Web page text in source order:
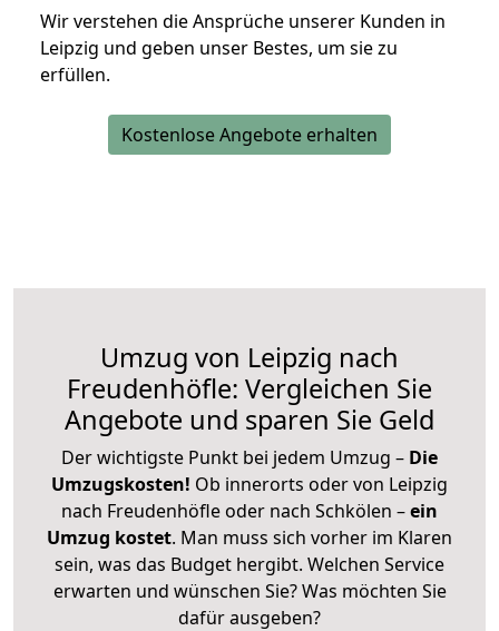
Wir verstehen die Ansprüche unserer Kunden in
Leipzig und geben unser Bestes, um sie zu
erfüllen.
Kostenlose Angebote erhalten
Umzug von Leipzig nach
Freudenhöfle: Vergleichen Sie
Angebote und sparen Sie Geld
Der wichtigste Punkt bei jedem Umzug – Die
Umzugskosten! Ob innerorts oder von Leipzig
nach Freudenhöfle oder nach Schkölen –ein
Umzug kostet. Man muss sich vorher im Klaren
sein, was das Budget hergibt. Welchen Service
erwarten und wünschen Sie? Was möchten Sie
dafür ausgeben?